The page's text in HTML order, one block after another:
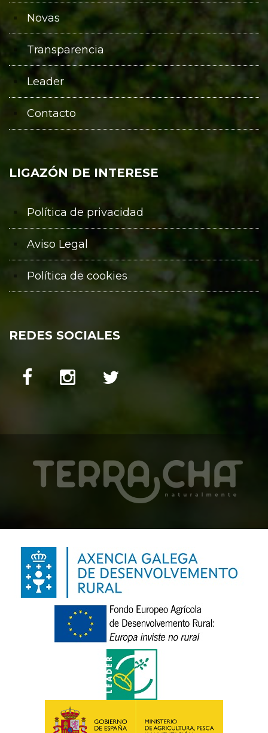
Novas
Transparencia
Leader
Contacto
LIGAZÓN DE INTERESE
Política de privacidad
Aviso Legal
Política de cookies
REDES SOCIALES